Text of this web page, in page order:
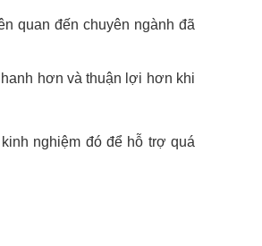
quan đến chuyên ngành đã
hơn và thuận lợi hơn khi
nghiệm đó để hỗ trợ quá